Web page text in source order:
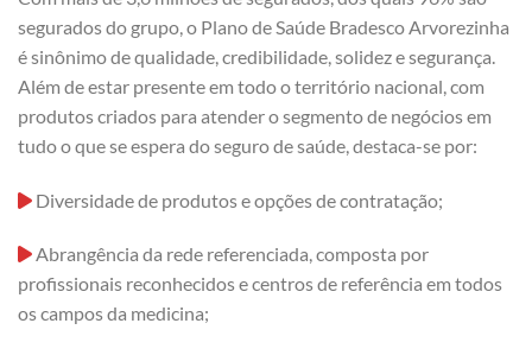
segurados do grupo, o Plano de Saúde Bradesco Arvorezinha
é sinônimo de qualidade, credibilidade, solidez e segurança.
Além de estar presente em todo o território nacional, com
produtos criados para atender o segmento de negócios em
tudo o que se espera do seguro de saúde, destaca-se por:
Diversidade de produtos e opções de contratação;
Abrangência da rede referenciada, composta por
profissionais reconhecidos e centros de referência em todos
os campos da medicina;